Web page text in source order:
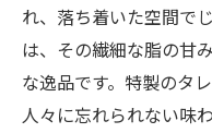
れ、落ち着いた空間で
は、その繊細な脂の甘
な逸品です。特製のタ
人々に忘れられない味